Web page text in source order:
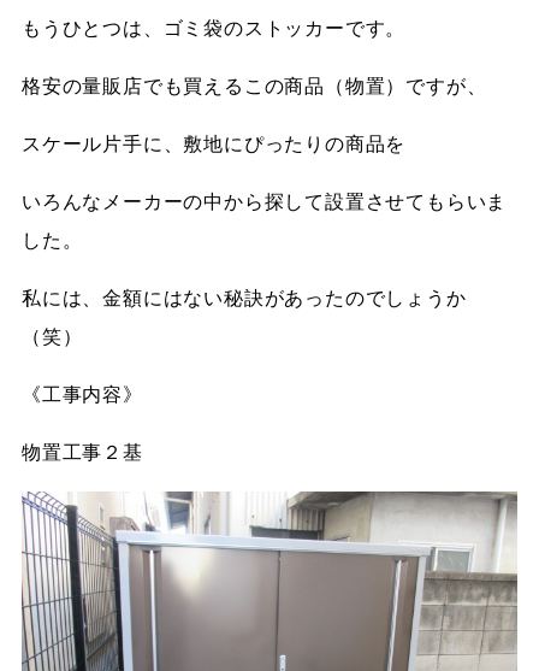
もうひとつは、ゴミ袋のストッカーです。
格安の量販店でも買えるこの商品（物置）ですが、
スケール片手に、敷地にぴったりの商品を
いろんなメーカーの中から探して設置させてもらいま
した。
私には、金額にはない秘訣があったのでしょうか
（笑）
《工事内容》
物置工事２基